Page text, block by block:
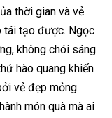
thời gian và vẻ
tái tạo được. Ngọc
không chói sáng
hào quang khiến
vẻ đẹp mỏng
món quà mà ai